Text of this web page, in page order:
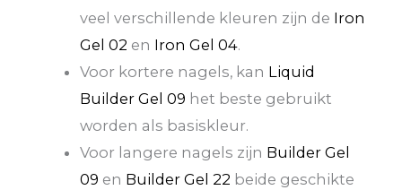
veel verschillende kleuren zijn de Iron
Gel 02 en Iron Gel 04.
Voor kortere nagels, kan Liquid
Builder Gel 09 het beste gebruikt
worden als basiskleur.
Voor langere nagels zijn Builder Gel
09 en Builder Gel 22 beide geschikte